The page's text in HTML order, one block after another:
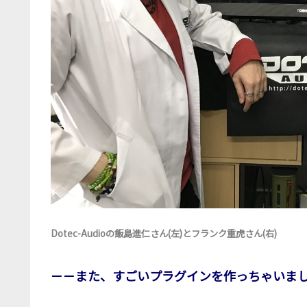
Dotec-Audioの飯島進仁さん(左)とフランク重虎さん(右)
－－また、すごいプラグインを作っちゃいま